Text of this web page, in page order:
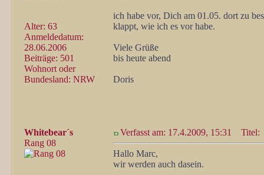
Alter: 63
Anmeldedatum:
28.06.2006
Beiträge: 501
Wohnort oder
Bundesland: NRW
ich habe vor, Dich am 01.05. dort zu
klappt, wie ich es vor habe.
Viele Grüße
bis heute abend
Doris
Whitebear´s
Rang 08
Verfasst am: 17.4.2009, 15:31 Titel:
Hallo Marc,
wir werden auch dasein.